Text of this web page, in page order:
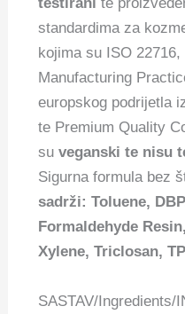
testirani te
standardima za
kojima su ISO 22716,
Manufacturing
europskog podrijetla
te Premium Quality
suveganski te nisu
Sigurna formula bez
sadrži: Toluene,
Formaldehyde
Xylene, Triclosan,
SASTAV/Ingredients/